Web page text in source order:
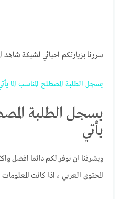
سررنا بزيارتكم احبائي لشبكة شاهد
يسجل الطلبة المصطلح المناسب الما
يسجل الطلبة
يأتي
ويشرفنا ان نوفر لكم دائما افضل
المحتوى العربي ، اذا كانت